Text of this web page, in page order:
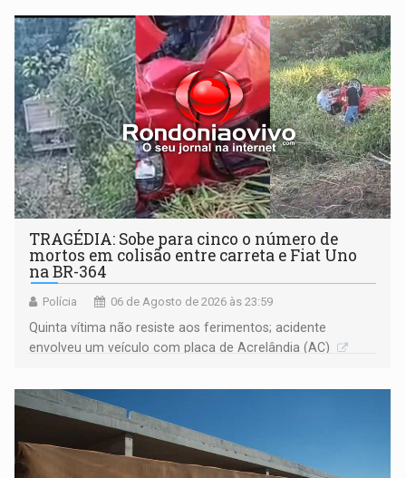
TRAGÉDIA: Sobe para cinco o número de
mortos em colisão entre carreta e Fiat Uno
na BR-364
Polícia 06 de Agosto de 2026 às 23:59
Quinta vítima não resiste aos ferimentos; acidente
envolveu um veículo com placa de Acrelândia (AC)